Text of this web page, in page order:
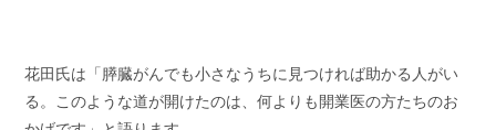
花田氏は「膵臓がんでも小さなうちに見つければ助かる人がい
る。このような道が開けたのは、何よりも開業医の方たちのお